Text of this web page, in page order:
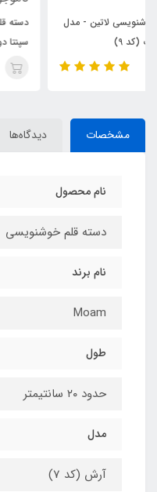
دسته قلم خوشنویسی لاتین - مدل
سپنتا دو رنگ (کد 9)
مشخصات دیدگاه‌ها
نام محصول
دسته قلم خوشنویسی
نام برند
Moam
طول
حدود ۲۰ سانتیمتر
مدل
آرش (کد 7)